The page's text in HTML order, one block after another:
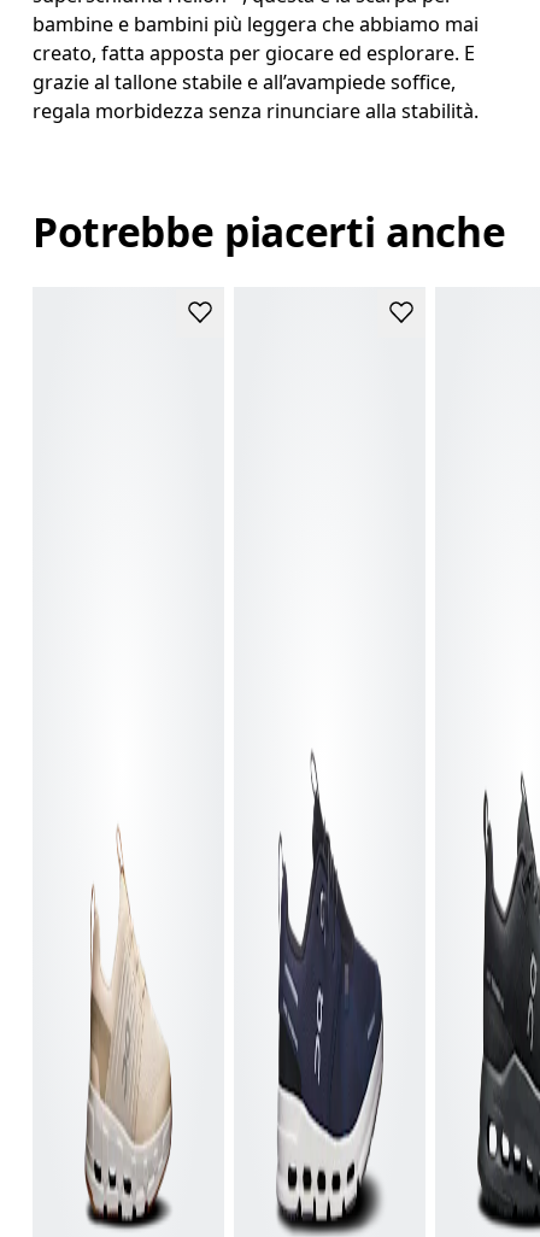
bambine e bambini più leggera che abbiamo mai
creato, fatta apposta per giocare ed esplorare. E
grazie al tallone stabile e all’avampiede soffice,
regala morbidezza senza rinunciare alla stabilità.
Potrebbe piacerti anche